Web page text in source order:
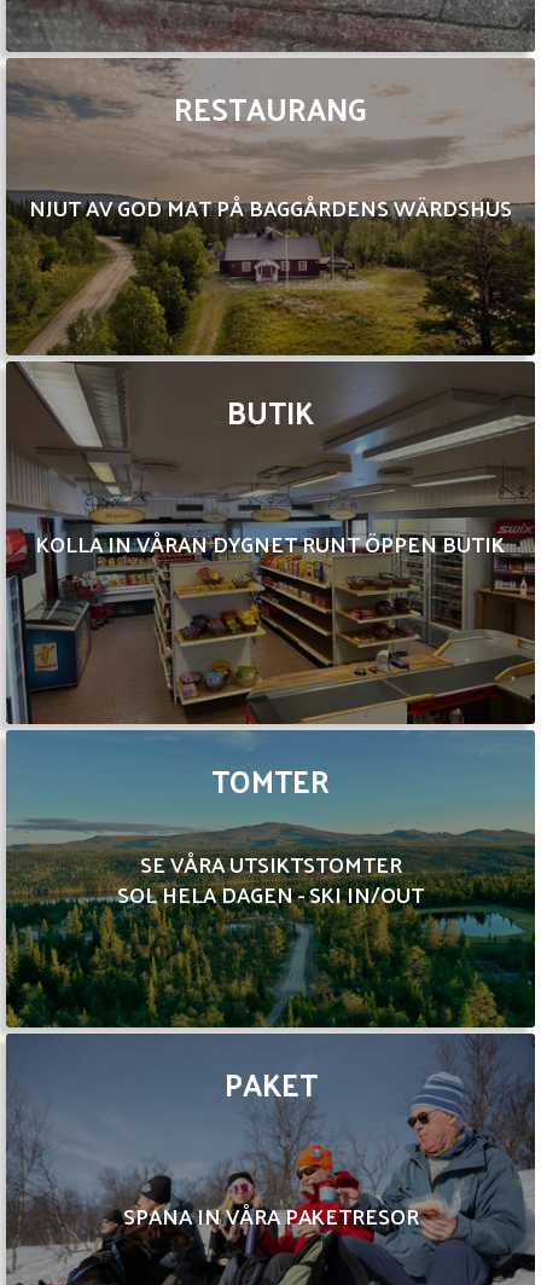
NJUT AV GOD MAT PÅ BAGGÅRDENS WÄRDSHUS
RESTAURANG
KOLLA IN VÅRAN DYGNET RUNT ÖPPEN BUTIK
BUTIK
SE VÅRA UTSIKTSTOMTER
SOL HELA DAGEN - SKI IN/OUT
TOMTER
SPANA IN VÅRA PAKETRESOR
PAKET